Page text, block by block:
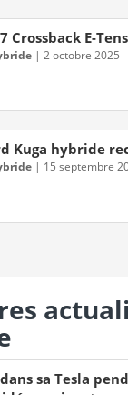
Crossback E-
| 2 octobre 2025
Kuga hybride
| 15 septembre
sa Tesla